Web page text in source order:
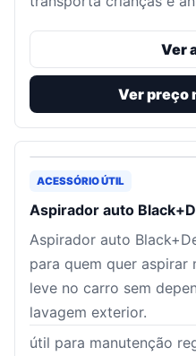
Ver
Ver preço
ACESSÓRIO ÚTIL
Aspirador auto
Aspirador auto
para quem quer aspirar
leve no carro sem
lavagem exterior.
útil para manutenção